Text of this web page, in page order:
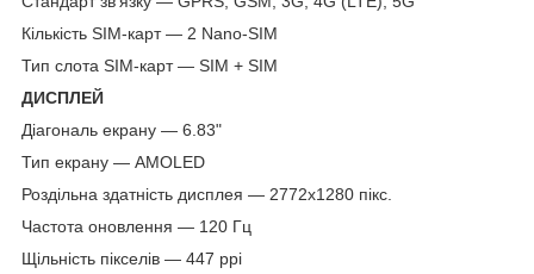
Кількість SIM-карт — 2 Nano-SIM
Тип слота SIM-карт — SIM + SIM
ДИСПЛЕЙ
Діагональ екрану — 6.83"
Тип екрану — AMOLED
Роздільна здатність дисплея — 2772x1280 пікс.
Частота оновлення — 120 Гц
Щільність пікселів — 447 ppi